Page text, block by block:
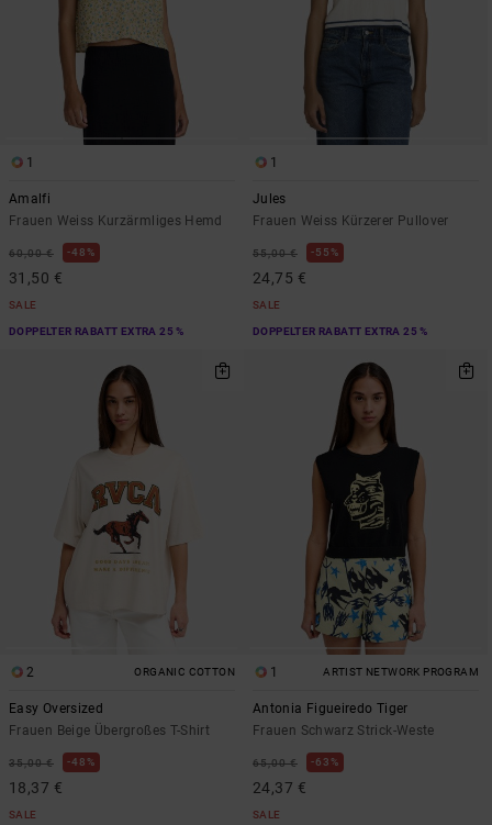
1
Amalfi
Frauen Weiss Kurzärmliges Hemd
60,00 € 48%
31,50 €
SALE
DOPPELTER RABATT EXTRA 25 %
1
Jules
Frauen Weiss Kürzerer Pullover
55,00 € 55%
24,75 €
SALE
DOPPELTER RABATT EXTRA 25 %
2 ORGANIC COTTON
Easy Oversized
Frauen Beige Übergroßes T-Shirt
35,00 € 48%
18,37 €
SALE
1 ARTIST NETWORK PROGRAM
Antonia Figueiredo Tiger
Frauen Schwarz Strick-Weste
65,00 € 63%
24,37 €
SALE